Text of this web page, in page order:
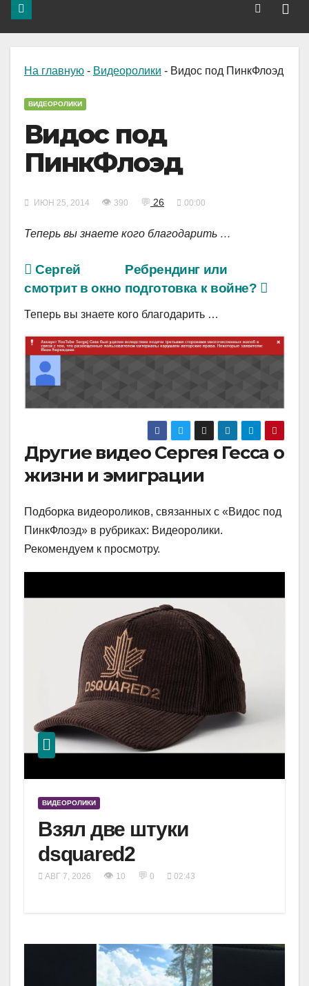
На главную - Видеоролики - Видос под ПинкФлоэд
ВИДЕОРОЛИКИ
Видос под
ПинкФлоэд
ИЮН 25, 2014 👁 390 💬 26 00:00
Теперь вы знаете кого благодарить …
Ребрендинг или
подготовка к войне?
Сергей
смотрит в окно
Теперь вы знаете кого благодарить …
Другие видео Сергея Гесса о
жизни и эмиграции
Подборка видеороликов, связанных с «Видос под
ПинкФлоэд» в рубриках: Видеоролики.
Рекомендуем к просмотру.
ВИДЕОРОЛИКИ
Взял две штуки
dsquared2
АВГ 7, 2026 👁 10 💬 0 02:43